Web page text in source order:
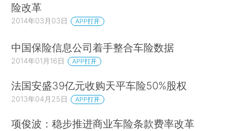
险改革
2014年03月03日 APP打开
中国保险信息公司着手整合车险数据
2014年01月16日 APP打开
法国安盛39亿元收购天平车险50%股权
2013年04月25日 APP打开
项俊波：稳步推进商业车险条款费率改革